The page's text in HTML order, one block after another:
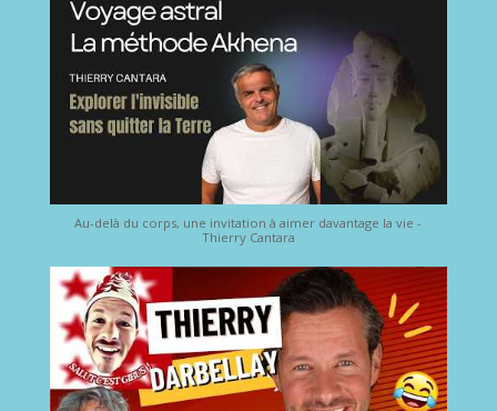
Au-delà du corps, une invitation à aimer davantage la vie -
Thierry Cantara